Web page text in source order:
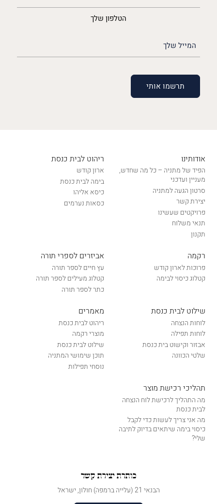
הטלפון שלך
(חובה)
אודותינו
הפיד של מתניה – כל מה שחדש,
מעניין ועדכני
סרטון הגעה למתניה
יצירת קשר
פרויקטים שעשינו
תנאי משלוח
תקנון
ריהוט לבית כנסת
ארון קודש
בימה לבית כנסת
כיסא אליהו
כסאות נערמים
רקמה
פרוכות לארון קודש
קטלוג כיסוי לבימה
אביזרים לספרי תורה
עץ חיים לספר תורה
קטלוג מעילים לספר תורה
כתר לספר תורה
שילוט לבית כנסת
לוחות הנצחה
לוחות תפילה
אבזור וקישוט בית כנסת
שלטי הכוונה
מאמרים
ריהוט לבית כנסת
מוצרי רקמה
שילוט לבית כנסת
תוכן שימושי המתניה
נוסחי תפילות
תהליכי רכישת מוצר
מה התהליך לרכישת לוח הנצחה
לבית כנסת
מה אני צריך לעשות כדי לקבל
כיסוי בימה שיתאים בדיוק לתיבה
שלי?
כותרת יצירת קשר
הבנאי 21 (עלייה ברמפה) חולון, ישראל